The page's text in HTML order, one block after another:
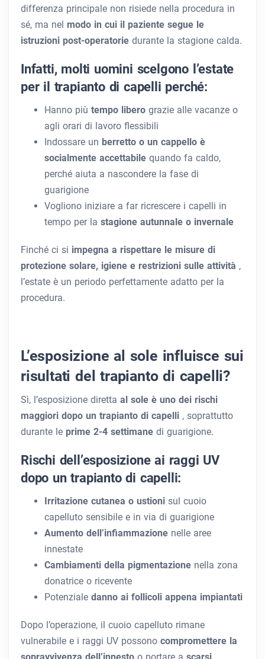
differenza principale non risiede nella procedura in
sé, ma nel modo in cui il paziente segue le
istruzioni post-operatorie durante la stagione calda.
Infatti, molti uomini scelgono l’estate
per il trapianto di capelli perché:
Hanno più tempo libero grazie alle vacanze o
agli orari di lavoro flessibili
Indossare un berretto o un cappello è
socialmente accettabile quando fa caldo,
perché aiuta a nascondere la fase di
guarigione
Vogliono iniziare a far ricrescere i capelli in
tempo per la stagione autunnale o invernale
Finché ci si impegna a rispettare le misure di
protezione solare, igiene e restrizioni sulle attività ,
l’estate è un periodo perfettamente adatto per la
procedura.
L’esposizione al sole influisce sui
risultati del trapianto di capelli?
Sì, l’esposizione diretta al sole è uno dei rischi
maggiori dopo un trapianto di capelli , soprattutto
durante le prime 2-4 settimane di guarigione.
Rischi dell’esposizione ai raggi UV
dopo un trapianto di capelli:
Irritazione cutanea o ustioni sul cuoio
capelluto sensibile e in via di guarigione
Aumento dell’infiammazione nelle aree
innestate
Cambiamenti della pigmentazione nella zona
donatrice o ricevente
Potenziale danno ai follicoli appena impiantati
Dopo l’operazione, il cuoio capelluto rimane
vulnerabile e i raggi UV possono compromettere la